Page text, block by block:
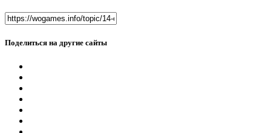
Поделиться на другие сайты